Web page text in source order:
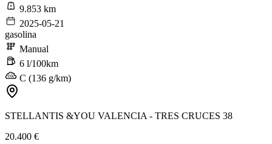
9.853 km
2025-05-21
gasolina
Manual
6 l/100km
C (136 g/km)
STELLANTIS &YOU VALENCIA - TRES CRUCES 38
20.400 €